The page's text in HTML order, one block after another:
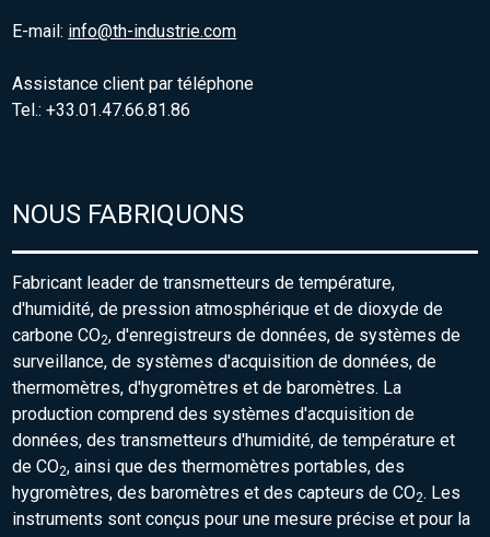
E-mail: info@th-industrie.com
Assistance client par téléphone
Tel.: +33.01.47.66.81.86
NOUS FABRIQUONS
Fabricant leader de transmetteurs de température,
d'humidité, de pression atmosphérique et de dioxyde de
carbone CO2, d'enregistreurs de données, de systèmes de
surveillance, de systèmes d'acquisition de données, de
thermomètres, d'hygromètres et de baromètres. La
production comprend des systèmes d'acquisition de
données, des transmetteurs d'humidité, de température et
de CO2, ainsi que des thermomètres portables, des
hygromètres, des baromètres et des capteurs de CO2. Les
instruments sont conçus pour une mesure précise et pour la